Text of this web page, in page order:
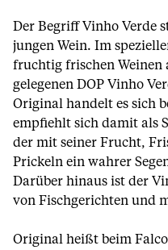
Der Begriff Vinho Verde
jungen Wein. Im
fruchtig frischen Weinen
gelegenen DOP Vinho
Original handelt es sich
empfiehlt sich damit als
der mit seiner Frucht,
Prickeln ein wahrer
Darüber hinaus ist der
von Fischgerichten und
Original heißt beim